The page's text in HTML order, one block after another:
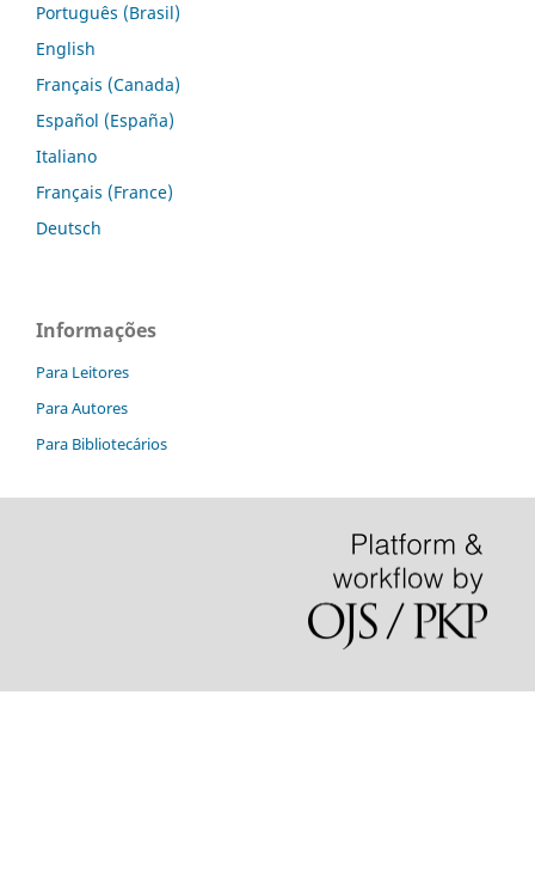
Português (Brasil)
English
Français (Canada)
Español (España)
Italiano
Français (France)
Deutsch
Informações
Para Leitores
Para Autores
Para Bibliotecários